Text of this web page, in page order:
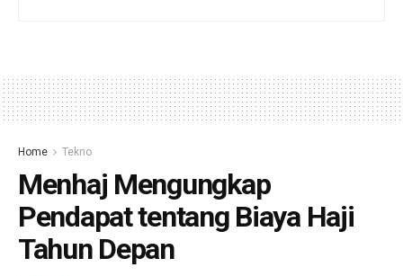
Home Tekno
Menhaj Mengungkap
Pendapat tentang Biaya Haji
Tahun Depan